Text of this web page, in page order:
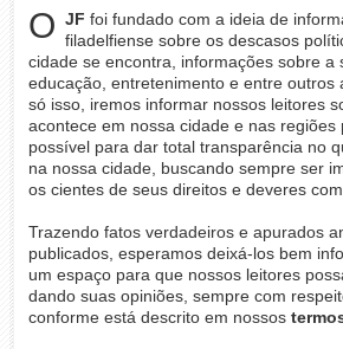
O JF foi fundado com a ideia de
filadelfiense sobre os descasos
cidade se encontra, informações sobre a
educação, entretenimento e entre outros
só isso, iremos informar nossos leitores
acontece em nossa cidade e nas regiões
possível para dar total transparência no
na nossa cidade, buscando sempre ser
os cientes de seus direitos e deveres
Trazendo fatos verdadeiros e apurados
publicados, esperamos deixá-los bem
um espaço para que nossos leitores
dando suas opiniões, sempre com
conforme está descrito em nossos